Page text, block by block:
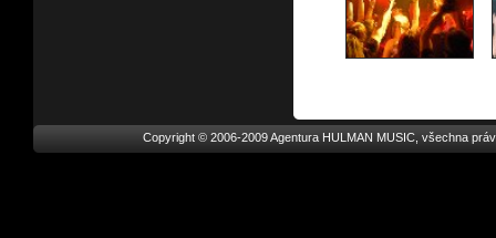
Copyright © 2006-2009 Agentura HULMAN MUSIC, všechna